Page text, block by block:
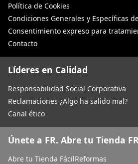
Política de Cookies
Condiciones Generales y Específicas
Consentimiento expreso para
Contacto
Líderes en Calidad
Responsabilidad Social Corporativa
Reclamaciones ¿Algo ha salido mal?
Canal ético
Únete a FR. Abre tu Tienda FR
Abre tu Tienda FácilReformas